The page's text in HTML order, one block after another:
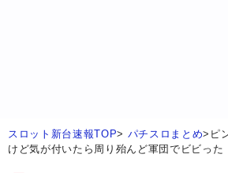
スロット新台速報TOP> パチスロまとめ> ピ
けど気が付いたら周り殆んど軍団でビビった